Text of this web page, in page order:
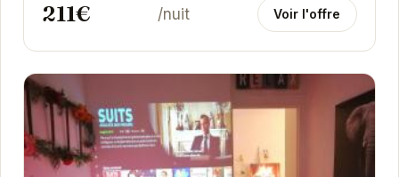
211€ /nuit Voir l'offre